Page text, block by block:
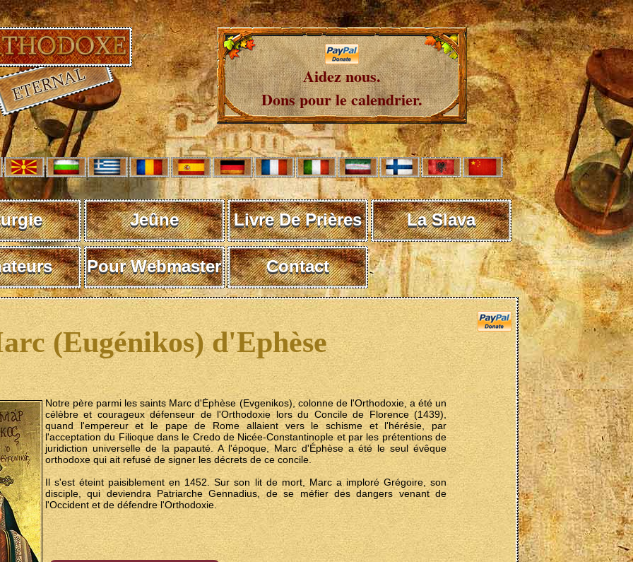
Aidez nous.
Dons pour le calendrier.
Jeûne Livre De Prières La Slava
Pour Webmaster Contact
(Eugénikos) d'Ephèse
Notre père parmi les saints Marc d'Éphèse (Evgenikos), colonne de l'Orthodoxie, a été un
célèbre et courageux défenseur de l'Orthodoxie lors du Concile de Florence (1439),
quand l'empereur et le pape de Rome allaient vers le schisme et l'hérésie, par
l'acceptation du Filioque dans le Credo de Nicée-Constantinople et par les prétentions de
juridiction universelle de la papauté. A l'époque, Marc d'Éphèse a été le seul évêque
orthodoxe qui ait refusé de signer les décrets de ce concile.
Il s'est éteint paisiblement en 1452. Sur son lit de mort, Marc a imploré Grégoire, son
disciple, qui deviendra Patriarche Gennadius, de se méfier des dangers venant de
l'Occident et de défendre l'Orthodoxie.